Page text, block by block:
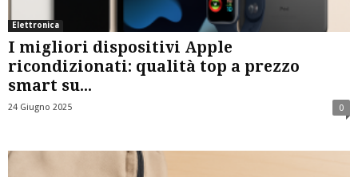
Elettronica
I migliori dispositivi Apple
ricondizionati: qualità top a prezzo
smart su...
24 Giugno 2025 0